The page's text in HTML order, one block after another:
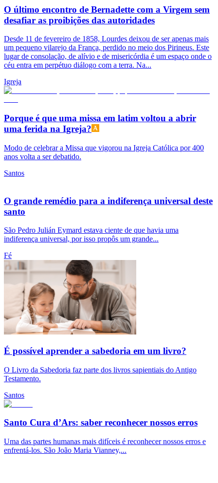
O último encontro de Bernadette com a Virgem sem
desafiar as proibições das autoridades
Desde 11 de fevereiro de 1858, Lourdes deixou de ser apenas mais
um pequeno vilarejo da França, perdido no meio dos Pirineus. Este
lugar de consolação, de alívio e de misericórdia é um espaço onde o
céu entra em perpétuo diálogo com a terra. Na...
Igreja
Porque é que uma missa em latim voltou a abrir
uma ferida na Igreja?
Modo de celebrar a Missa que vigorou na Igreja Católica por 400
anos volta a ser debatido.
Santos
O grande remédio para a indiferença universal deste
santo
São Pedro Julián Eymard estava ciente de que havia uma
indiferença universal, por isso propôs um grande...
Fé
É possível aprender a sabedoria em um livro?
O Livro da Sabedoria faz parte dos livros sapientiais do Antigo
Testamento.
Santos
Santo Cura d’Ars: saber reconhecer nossos erros
Uma das partes humanas mais difíceis é reconhecer nossos erros e
enfrentá-los. São João Maria Vianney,...